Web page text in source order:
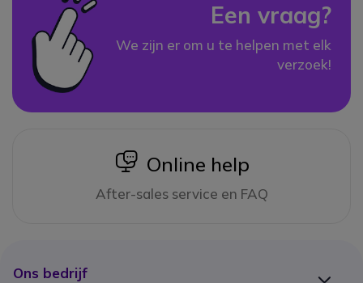
Een vraag?
We zijn er om u te helpen met elk
verzoek!
icon
Online help
After-sales service en FAQ
Ons bedrijf